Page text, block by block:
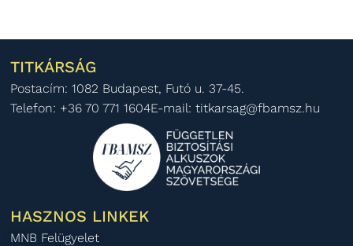
TITKÁRSÁG
Postacím: 1082 Budapest, Futó u. 37-45.
Telefon: +36 70 771 1604E-mail: titkarsag@fbamsz.hu
HASZNOS LINKEK
MNB Felügyelet